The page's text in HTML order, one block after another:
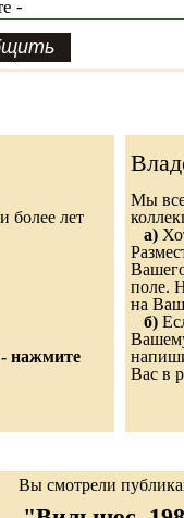
более лет
- нажмите
Мы
а)
поле.
на
б)
Вас в
Вы смотрели